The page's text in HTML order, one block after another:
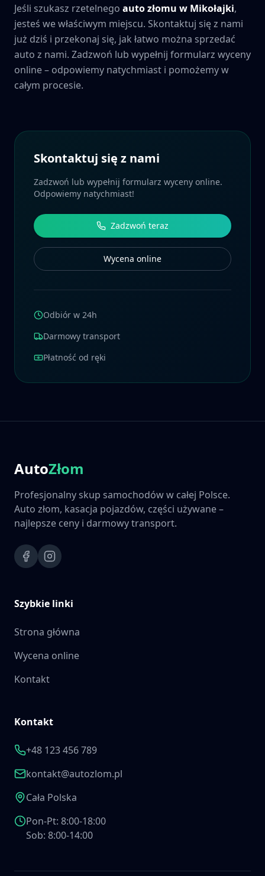
Jeśli szukasz rzetelnego auto złomu w Mikołajki,
jesteś we właściwym miejscu. Skontaktuj się z nami
już dziś i przekonaj się, jak łatwo można sprzedać
auto z nami. Zadzwoń lub wypełnij formularz wyceny
online – odpowiemy natychmiast i pomożemy w
całym procesie.
Skontaktuj się z nami
Zadzwoń lub wypełnij formularz wyceny online.
Odpowiemy natychmiast!
Zadzwoń teraz
Wycena online
Odbiór w 24h
Darmowy transport
Płatność od ręki
AutoZłom
Profesjonalny skup samochodów w całej Polsce.
Auto złom, kasacja pojazdów, części używane –
najlepsze ceny i darmowy transport.
Szybkie linki
Strona główna
Wycena online
Kontakt
Kontakt
+48 123 456 789
kontakt@autozlom.pl
Cała Polska
Pon-Pt: 8:00-18:00
Sob: 8:00-14:00